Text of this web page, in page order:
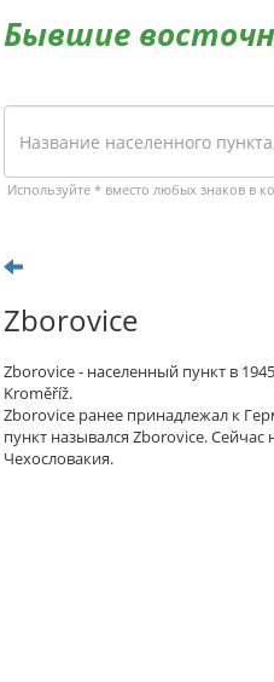
Бывшие
Используйте * вместо любых знаков в
Zborovice
Zborovice - населенный пункт в
Kroměříž.
Zborovice ранее принадлежал к
пункт назывался Zborovice.
Чехословакия.